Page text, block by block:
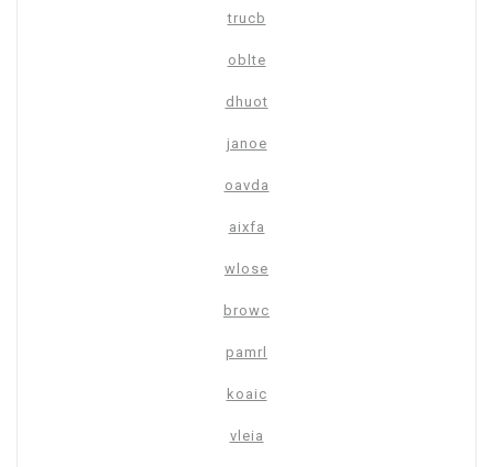
trucb
oblte
dhuot
janoe
oavda
aixfa
wlose
browc
pamrl
koaic
vleia